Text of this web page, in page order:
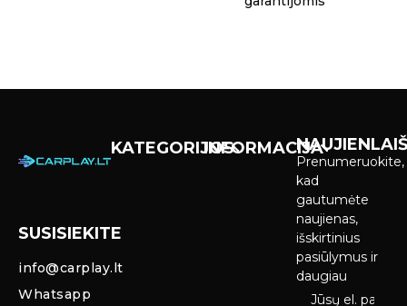
SUSISIEKITE
info@carplay.lt
Whatsapp
KATEGORIJOS
galinio vaizdo
INFORMACIJA
Prenumeruokite,
kad
gautumėte
naujienas,
išskirtinius
pasiūlymus ir
daugiau